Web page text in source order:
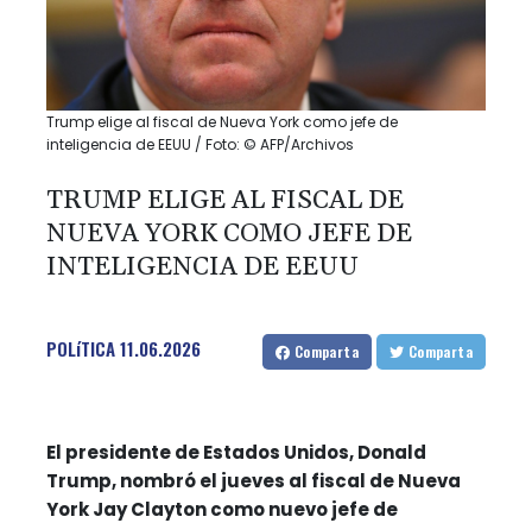
Trump elige al fiscal de Nueva York como jefe de
inteligencia de EEUU / Foto: © AFP/Archivos
TRUMP ELIGE AL FISCAL DE
NUEVA YORK COMO JEFE DE
INTELIGENCIA DE EEUU
POLíTICA11.06.2026 Comparta Comparta
El presidente de Estados Unidos, Donald
Trump, nombró el jueves al fiscal de Nueva
York Jay Clayton como nuevo jefe de